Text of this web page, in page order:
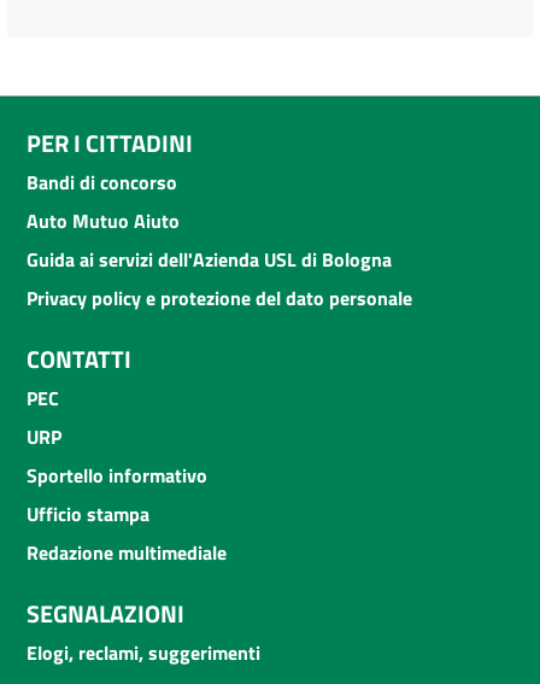
PER I CITTADINI
Bandi di concorso
Auto Mutuo Aiuto
Guida ai servizi dell'Azienda USL di Bologna
Privacy policy e protezione del dato personale
CONTATTI
PEC
URP
Sportello informativo
Ufficio stampa
Redazione multimediale
SEGNALAZIONI
Elogi, reclami, suggerimenti